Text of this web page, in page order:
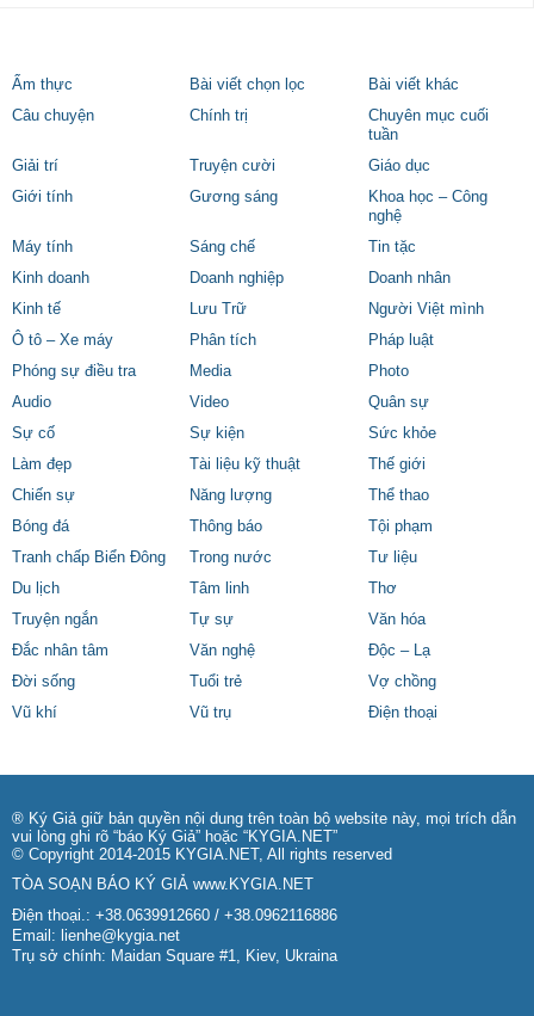
Ẩm thực Bài viết chọn lọc
Bài viết khác
Câu chuyện
Chính trị
Chuyên mục cuối
tuần
Giải trí
Truyện cười
Giáo dục
Giới tính
Gương sáng
Khoa học – Công
nghệ
Máy tính
Sáng chế
Tin tặc
Kinh doanh
Doanh nghiệp
Doanh nhân
Kinh tế
Lưu Trữ
Người Việt mình
Ô tô – Xe máy
Phân tích
Pháp luật
Phóng sự điều tra
Media
Photo
Audio
Video
Quân sự
Sự cố
Sự kiện
Sức khỏe
Làm đẹp
Tài liệu kỹ thuật
Thế giới
Chiến sự
Năng lượng
Thể thao
Bóng đá
Thông báo
Tội phạm
Tranh chấp Biển Đông
Trong nước
Tư liệu
Du lịch
Tâm linh
Thơ
Truyện ngắn
Tự sự
Văn hóa
Đắc nhân tâm
Văn nghệ
Độc – Lạ
Đời sống
Tuổi trẻ
Vợ chồng
Vũ khí
Vũ trụ Điện thoại
® Ký Giả giữ bản quyền nội dung trên toàn bộ website này, mọi trích dẫn
vui lòng ghi rõ “báo Ký Giả” hoặc “KYGIA.NET”
© Copyright 2014-2015 KYGIA.NET, All rights reserved
TÒA SOẠN BÁO KÝ GIẢ www.KYGIA.NET
Điện thoại.: +38.0639912660 / +38.0962116886
Email: lienhe@kygia.net
Trụ sở chính: Maidan Square #1, Kiev, Ukraina